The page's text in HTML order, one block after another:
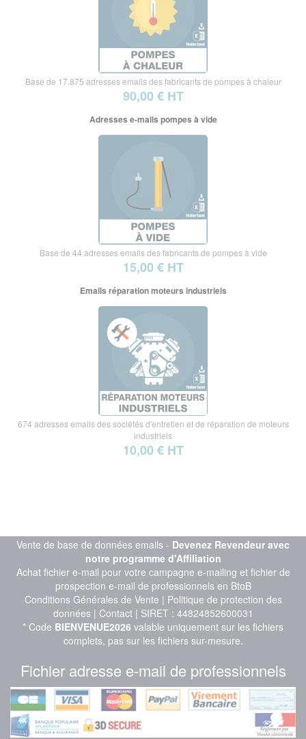
Base de 17.875 adresses emails des fabricants de pompes à chaleur
90,00 € HT
Adresses e-mails pompes à vide
Base de 44 adresses emails des fabricants de pompes à vide
15,00 € HT
Emails réparation moteurs industriels
674 adresses emails des sociétés d'entretien et de réparation de moteurs
industriels
10,00 € HT
Vente de base de données emails - Devenez Revendeur avec
notre programme d'Affiliation
Achat fichier e-mail pour votre campagne e-mailing et fichier de
prospection e-mail de professionnels en BtoB
Conditions Générales de Vente | Politique de protection des
données| Contact| SIRET : 44824852600031
* Code BIENVENUE2026 valable uniquement sur les fichiers
complets, pas sur les fichiers sur-mesure.
Fichier adresse e-mail de professionnels